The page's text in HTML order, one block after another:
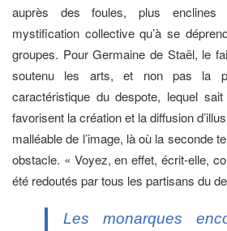
auprès des foules, plus
mystification collective qu’à se
groupes. Pour Germaine de Staël, le
soutenu les arts, et non pas la
caractéristique du despote, lequel
favorisent la création et la diffusion
malléable de l’image, là où la seconde
obstacle. « Voyez, en effet, écrit-elle,
été redoutés par tous les partisans du
Les monarques